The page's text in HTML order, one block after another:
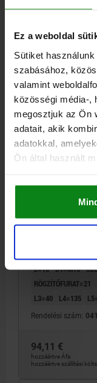
Ez a weboldal
Sütiket
szabásához,
valamint
közösségi média-,
megosztjuk az Ön
adatait, akik
adatokkal,
Ön által használt
E=16 D1=M16
L3=40
L4=135
Rendelési szám:
96,45 €
hozzáértve Áfa
hozzáértve szállítási
04140 B
SZORÍTÓTALP
E=18 D1=M16
RÖGZÍTŐFURAT=21
L3=40
L4=135
Rendelési szám:
94,11 €
hozzáértve Áfa
hozzáértve szállítási